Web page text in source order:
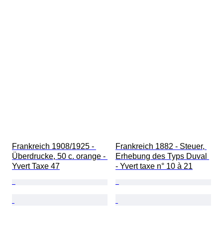
Frankreich 1908/1925 -
Überdrucke, 50 c. orange -
Yvert Taxe 47
Frankreich 1882 - Steuer,
Erhebung des Typs Duval
- Yvert taxe n° 10 à 21